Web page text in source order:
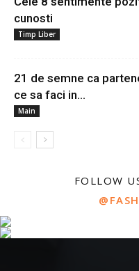
cunosti
Timp Liber
21 de semne ca
ce sa faci in...
Main
FOLLOW